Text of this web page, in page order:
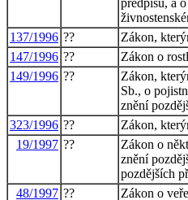
137/1996 ??
Zákon,
147/1996 ??
Zákon o
149/1996 ??
Zákon,
Sb., o
znění
323/1996 ??
Zákon,
19/1997 ??
Zákon o
znění
pozdějších
48/1997 ??
Zákon o